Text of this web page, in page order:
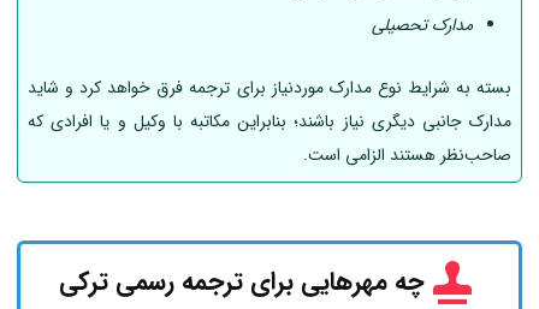
مدارک تحصیلی
بسته به شرایط نوع مدارک موردنیاز برای ترجمه فرق خواهد کرد و شاید
مدارک جانبی دیگری نیاز باشند؛ بنابراین مکاتبه با وکیل و یا افرادی که
صاحب‌نظر هستند الزامی است.
چه مهرهایی برای ترجمه رسمی ترکی